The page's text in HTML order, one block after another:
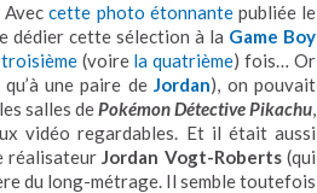
Aveccette photo étonnantepubliée le
dédier cette sélection à la Game Boy
(voire la quatrième) fois… Or
une paire deJordan), on pouvait
salles dePokémon Détective Pikachu,
vidéo regardables. Et il était aussi
réalisateurJordan Vogt-Roberts(qui
du long-métrage. Il semble toutefois